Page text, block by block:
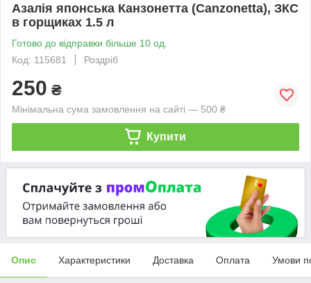
Азалія японська Канзонетта (Canzonetta), ЗКС
в горщиках 1.5 л
Готово до відправки більше 10 од.
Код: 115681
Роздріб
250 ₴
Мінімальна сума замовлення на сайті — 500 ₴
Купити
Опис Характеристики Доставка Оплата Умови